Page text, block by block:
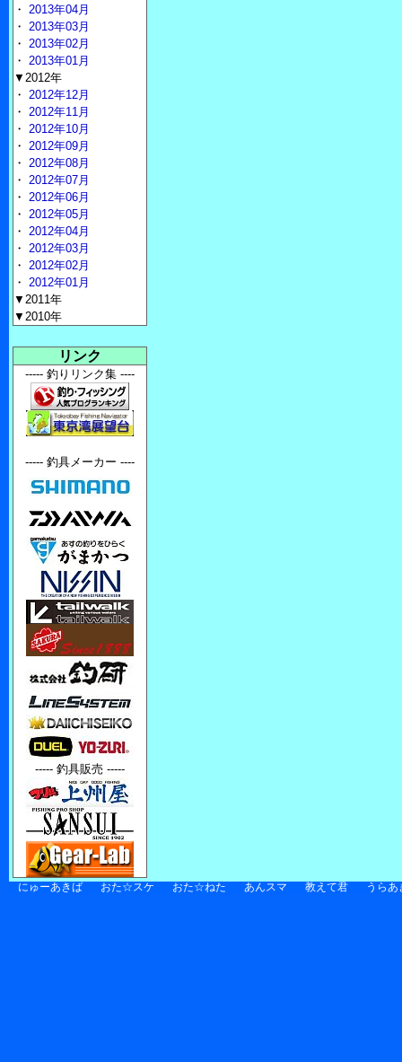
・ 2013年04月
・ 2013年03月
・ 2013年02月
・ 2013年01月
▼2012年
・ 2012年12月
・ 2012年11月
・ 2012年10月
・ 2012年09月
・ 2012年08月
・ 2012年07月
・ 2012年06月
・ 2012年05月
・ 2012年04月
・ 2012年03月
・ 2012年02月
・ 2012年01月
▼2011年
▼2010年
リンク
----- 釣りリンク集 ----
----- 釣具メーカー ----
----- 釣具販売 -----
にゅーあきば おた☆スケ おた☆ねた あんスマ 教えて君 うらあ